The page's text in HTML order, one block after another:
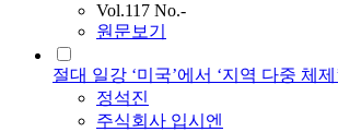
Vol.117 No.-
원문보기
절대 일강 ‘미국’에서 ‘지역 다중 체
정석진
주식회사 입시엔